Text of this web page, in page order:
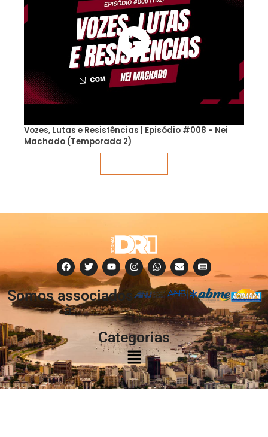
Vozes, Lutas e Resistências | Episódio #008 - Nei
Machado (Temporada 2)
Somos associados
à:
Categorias